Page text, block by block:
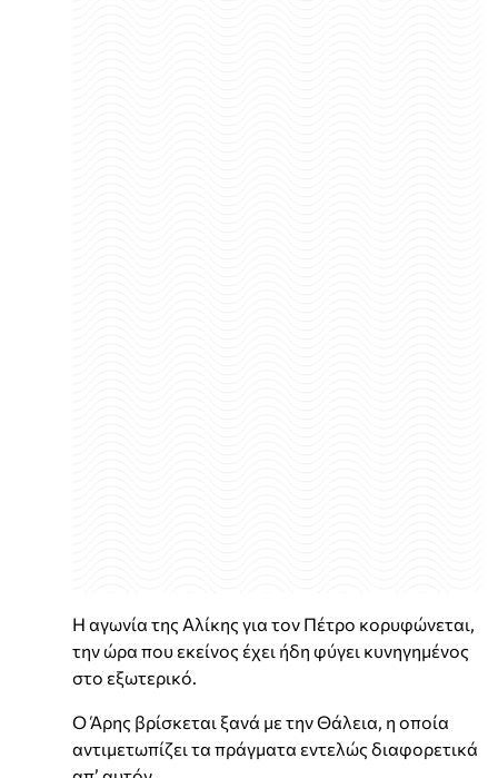
Η αγωνία της Αλίκης για τον Πέτρο κορυφώνεται,
την ώρα που εκείνος έχει ήδη φύγει κυνηγημένος
στο εξωτερικό.
Ο Άρης βρίσκεται ξανά με την Θάλεια, η οποία
αντιμετωπίζει τα πράγματα εντελώς διαφορετικά